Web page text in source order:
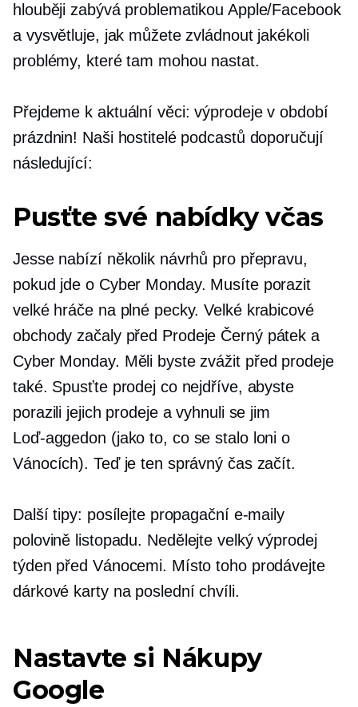
hlouběji zabývá problematikou Apple/Facebook
a vysvětluje, jak můžete zvládnout jakékoli
problémy, které tam mohou nastat.
Přejdeme k aktuální věci: výprodeje v období
prázdnin! Naši hostitelé podcastů doporučují
následující:
Pusťte své nabídky včas
Jesse nabízí několik návrhů pro přepravu,
pokud jde o Cyber ​​Monday. Musíte porazit
velké hráče na plné pecky. Velké krabicové
obchody začaly před Prodeje Černý pátek a
Cyber ​​Monday. Měli byste zvážit před prodeje
také. Spusťte prodej co nejdříve, abyste
porazili jejich prodeje a vyhnuli se jim
Loď-aggedon (jako to, co se stalo loni o
Vánocích). Teď je ten správný čas začít.
Další tipy: posílejte propagační e-maily
polovině listopadu. Nedělejte velký výprodej
týden před Vánocemi. Místo toho prodávejte
dárkové karty na poslední chvíli.
Nastavte si Nákupy
Google